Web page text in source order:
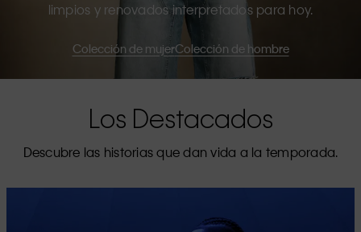
limpios y renovados interpretados para hoy.
Colección de mujerColección de hombre
Los Destacados
Descubre las historias que dan vida a la temporada.